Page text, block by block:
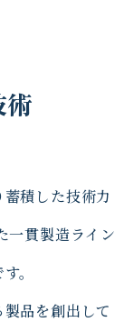
積した技術力
一貫製造ライン
。
品を創出して